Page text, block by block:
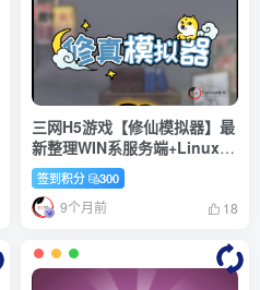
三网H5游戏【修仙模拟器】最
新整理WIN系服务端+Linux手
工服务端+详细搭建教程+源码
签到积分 300
9个月前 18